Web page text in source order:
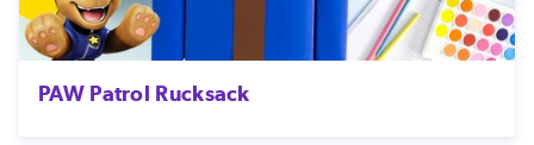
PAW Patrol Rucksack